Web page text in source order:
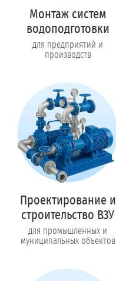
Монтаж систем
водоподготовки
для предприятий и
производств
Проектирование и
строительство ВЗУ
для промышленных и
муниципальных объектов